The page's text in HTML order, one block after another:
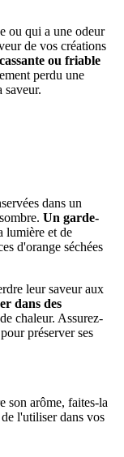
ou qui a une odeur
de vos créations
ou friable
perdu une
saveur.
dans un
Un garde-
lumière et de
d'orange séchées
leur saveur aux
dans des
chaleur. Assurez-
préserver ses
son arôme, faites-la
l'utiliser dans vos